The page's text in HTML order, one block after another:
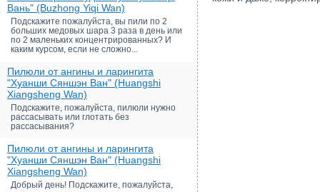
Вань" (Buzhong Yiqi Wan)
Подскажите пожалуйста, вы пили по 2
больших медовых шара 3 раза в день или
по 2 маленьких концентрированных? И
каким курсом, если не сложно...
Пилюли от ангины и ларингита
"Хуанши Сяншэн Ван" (Huangshi
Xiangsheng Wan)
Подскажите, пожалуйста, пилюли нужно
рассасывать или глотать без
рассасывания?
Пилюли от ангины и ларингита
"Хуанши Сяншэн Ван" (Huangshi
Xiangsheng Wan)
Добрый день! Подскажите, пожалуйста,